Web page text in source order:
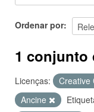
SOBRE
Ordenar por
1 conjunto
Licenças: Creative
Ancine